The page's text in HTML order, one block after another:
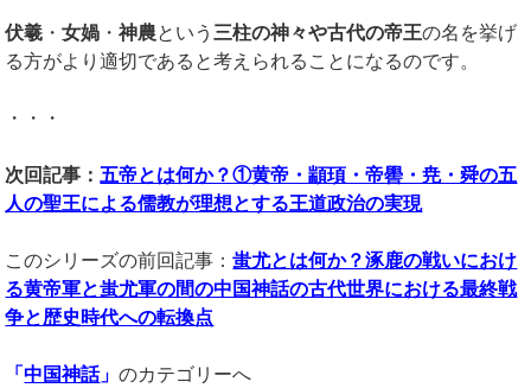
伏羲 ・女媧 ・神農という 三柱の神々や古代の帝王の名を挙げ
る方がより適切であると考えられることになるのです。
・・・
次回記事： 五帝とは何か？①黄帝・顓頊・帝嚳・尭・舜の五
人の聖王による儒教が理想とする王道政治の実現
このシリーズの前回記事：蚩尤とは何か？涿鹿の戦いにおけ
る黄帝軍と蚩尤軍の間の中国神話の古代世界における最終戦
争と歴史時代への転換点
「中国神話」のカテゴリーへ